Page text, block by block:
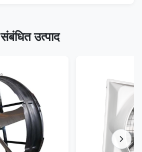
संबंधित उत्पाद